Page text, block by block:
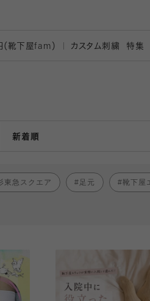
靴下屋fam） カスタム刺繍 特集
新着順
人気ランキング順
東急スクエア 足元 靴下屋